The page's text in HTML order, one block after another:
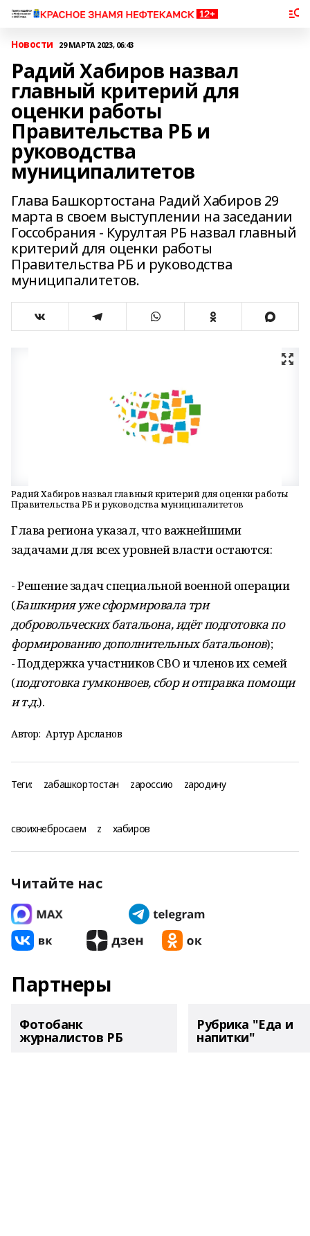
Новости 29 МАРТА 2023, 06:43
Радий Хабиров назвал
главный критерий для
оценки работы
Правительства РБ и
руководства
муниципалитетов
Глава Башкортостана Радий Хабиров 29
марта в своем выступлении на заседании
Госсобрания - Курултая РБ назвал главный
критерий для оценки работы
Правительства РБ и руководства
муниципалитетов.
Радий Хабиров назвал главный критерий для оценки работы
Правительства РБ и руководства муниципалитетов
Глава региона указал, что важнейшими
задачами для всех уровней власти остаются:
- Решение задач специальной военной операции
(Башкирия уже сформировала три
добровольческих батальона, идёт подготовка по
формированию дополнительных батальонов);
- Поддержка участников СВО и членов их семей
(подготовка гумконвоев, сбор и отправка помощи
и т.д.).
Автор: Артур Арсланов
Теги: zабашкортостан zароссию zародину
своихнебросаем z хабиров
Читайте нас
Партнеры
Фотобанк
журналистов РБ
Рубрика "Еда и
напитки"